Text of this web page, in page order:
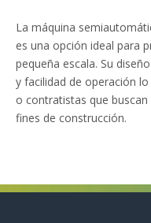
La máquina
es una opción ideal para
pequeña escala. Su
y facilidad de operación
o contratistas que
fines de construcción.